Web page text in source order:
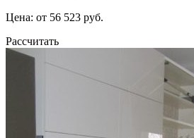
Цена: от 56 523 руб.
Рассчитать